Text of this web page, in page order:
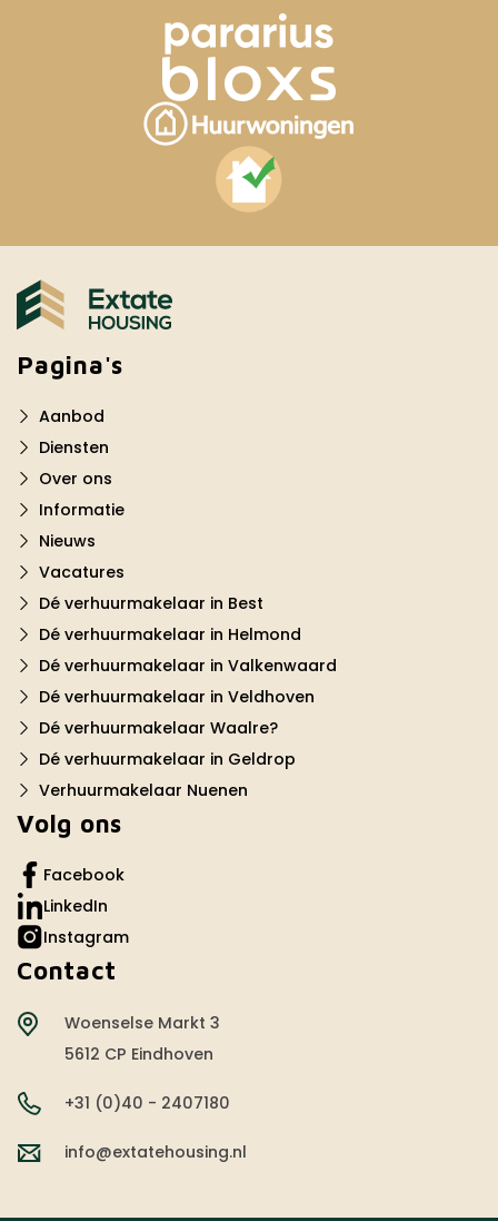
Pagina's
Aanbod
Diensten
Over ons
Informatie
Nieuws
Vacatures
Dé verhuurmakelaar in Best
Dé verhuurmakelaar in Helmond
Dé verhuurmakelaar in Valkenwaard
Dé verhuurmakelaar in Veldhoven
Dé verhuurmakelaar Waalre?
Dé verhuurmakelaar in Geldrop
Verhuurmakelaar Nuenen
Volg ons
Facebook
LinkedIn
Instagram
Contact
Woenselse Markt 3
5612 CP Eindhoven
+31 (0)40 - 2407180
info@extatehousing.nl